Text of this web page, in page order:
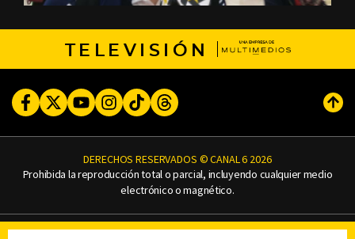
TELEVISIÓN
FacebookTwitterYoutubeInstagram
TikTokThreads
DERECHOS RESERVADOS © CANAL 6 2026
Prohibida la reproducción total o parcial, incluyendo cualquier medio
electrónico o magnético.